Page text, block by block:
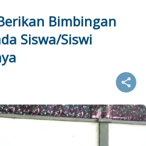
Bimbingan
Siswa/Siswi